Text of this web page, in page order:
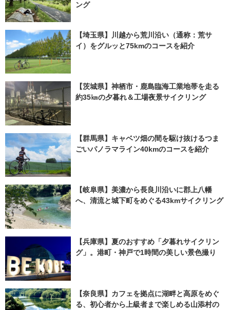
ング
【埼玉県】川越から荒川沿い（通称：荒サ
イ）をグルッと75kmのコースを紹介
【茨城県】神栖市・鹿島臨海工業地帯を走る
約35㎞の夕暮れ＆工場夜景サイクリング
【群馬県】キャベツ畑の間を駆け抜けるつま
ごいパノラマライン40kmのコースを紹介
【岐阜県】美濃から長良川沿いに郡上八幡
へ、清流と城下町をめぐる43kmサイクリング
【兵庫県】夏のおすすめ「夕暮れサイクリン
グ」。港町・神戸で1時間の美しい景色撮り
【奈良県】カフェを拠点に湖畔と高原をめぐ
る、初心者から上級者まで楽しめる山添村の